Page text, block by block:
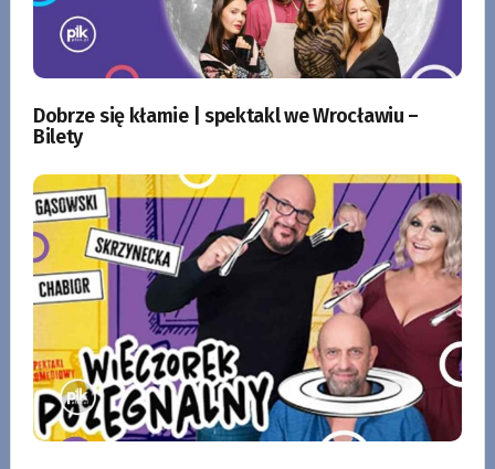
Dobrze się kłamie | spektakl we Wrocławiu –
Bilety